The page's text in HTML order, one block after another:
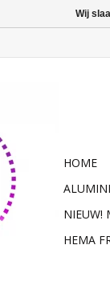
HOME
NIEUW!
HEMA
Wij